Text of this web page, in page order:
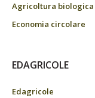
Agricoltura biologica
Economia circolare
EDAGRICOLE
Edagricole